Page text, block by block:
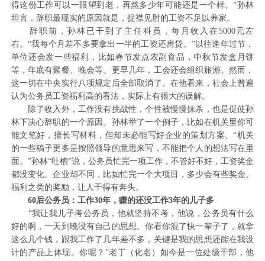
得这份工作可以一眼望到老，再熬多少年可能还是一个样。”孙林
坦言，辞职最现实的原因就是，捉襟见肘的工资不足以养家。
辞职前，孙林已干到了主任科员，每月收入在5000元左
右。“我每个月差不多要拿出一半的工资还房贷。”以往逢年过节，
单位还会发一些福利，比如春节发点农副食品，中秋节发盒月饼
等，年底有聚餐、晚会等。更早几年，工会还会组织旅游。然而，
这一切在中央实行八项规定后全部取消了。在他看来，社会上普遍
认为公务员工资福利高的看法，实际上有很大的误解。
除了收入外，工作没有挑战性，个性被慢慢抹杀，也是促使孙
林下决心辞职的一个原因。孙林举了一个例子，比如在机关里你可
能文笔好，擅长写材料，但却未必能写好企业的策划方案。“机关
的一些稿子更多是按照领导的意思来写，不能把个人的想法写在里
面。”孙林“吐槽”说，公务员忙完一项工作，不管好不好，工资奖金
都没变化。企业却不同，比如忙完一个大项目，多少会有些奖金、
福利之类的奖励，让人干得有奔头。
60后公务员：工作30年，赚的还没工作3年的儿子多
“我让我儿子考公务员，他就坚持不考，他说，公务员有什么
好的啊，一天到晚没有自己的思想。你看你混了快一辈子了，就拿
这么几个钱，跟我工作了几年差不多，关键是我的思想还能在我设
计的产品上体现。你呢？”老丁（化名）如今是一位处级干部，他